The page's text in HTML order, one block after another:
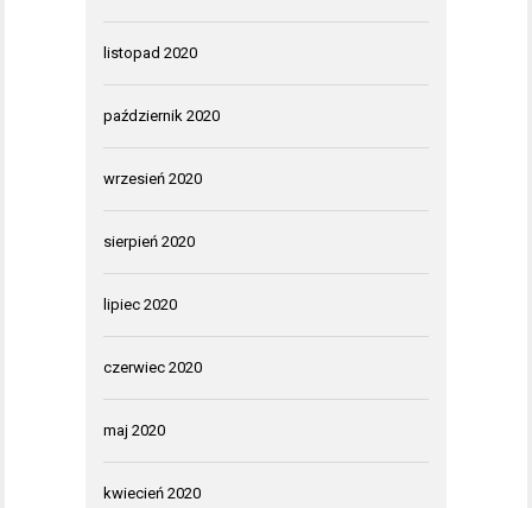
listopad 2020
październik 2020
wrzesień 2020
sierpień 2020
lipiec 2020
czerwiec 2020
maj 2020
kwiecień 2020